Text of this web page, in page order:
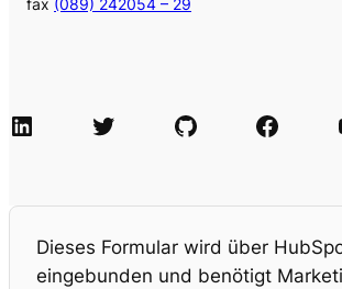
LinkedIn Twitter GitHub Facebook
Dieses Formular wird über
eingebunden und benötigt